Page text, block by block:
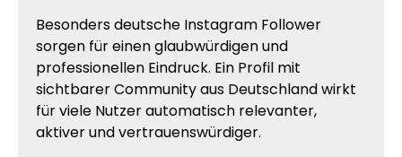
Besonders deutsche Instagram Follower
sorgen für einen glaubwürdigen und
professionellen Eindruck. Ein Profil mit
sichtbarer Community aus Deutschland wirkt
für viele Nutzer automatisch relevanter,
aktiver und vertrauenswürdiger.